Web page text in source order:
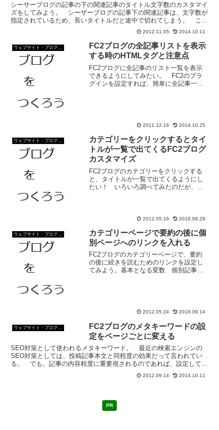
シーサーブログの記事の下の関連記事のタイトル文字数のカスタマイ
ズをしてみよう。 シーザーブログの記事下の関連記事は、文字数が
指定されているため、長いタイトルだと途中で切れてしまう。 こ
の、関連記事のタイトルの文字数をフルタイトル表示する。 ...
2012.11.05 2014.10.11
FC2ブログの全記事リストを表示
する時のHTMLタグと注意点
FC2ブログに全記事のリスト一覧を表示
できるようにしてみたい。 FC2のプラ
グインを設定すれば、簡単に全記事一覧
2011.12.16 2014.10.25
ウェブサイト・ブログ作成
カテゴリーをクリックするとタイ
トルが一覧で出てくるFC2ブログ
カスタマイズ
FC2ブログのカテゴリーをクリックする
と、タイトルが一覧で出てくるようにし
たい！ いろいろ調べてみたのだが、な
が一覧で出てくるカス...
2012.05.16 2018.08.29
ウェブサイト・ブログ作成
カテゴリーページで要約の後に個
別ページへのリンクを入れる
FC2ブログのカテゴリーページで、要約
の後に続きを読むためのリンクを設定し
てみよう。基本となる変数 個別記事へ
2012.05.24 2018.09.14
ウェブサイト・ブログ作成
FC2ブログのメタキーワードの設
定をページごとに変える
SEO対策として使われるメタキーワード。 最近の検索エンジンの
SEO対策としては、投稿記事本文と同程度の効果だって言われてい
る。 でも、記事の内容程度に重要視されるのであれば、設定してお
いて損は無いだろう。 メタキーワードに設定する単語は、...
2012.09.14 2014.10.11
PR